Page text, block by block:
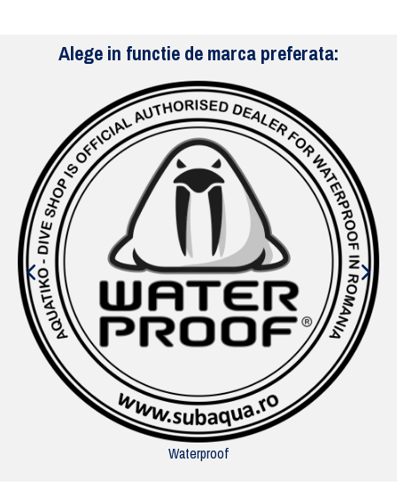
Alege in functie de marca preferata:
Waterproof